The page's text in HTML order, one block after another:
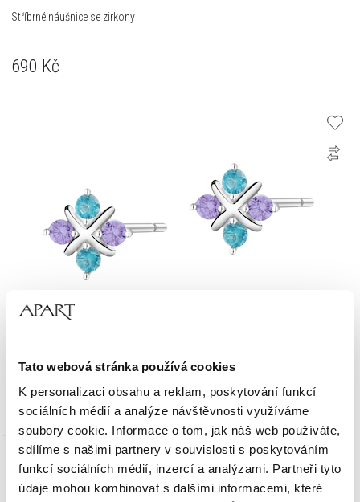
Tato webová stránka používá cookies
K personalizaci obsahu a reklam, poskytování funkcí
sociálních médií a analýze návštěvnosti využíváme
soubory cookie. Informace o tom, jak náš web používáte,
sdílíme s našimi partnery v souvislosti s poskytováním
funkcí sociálních médií, inzercí a analýzami. Partneři tyto
údaje mohou kombinovat s dalšími informacemi, které
Stříbrné náušnice se zirkony
690 Kč
1 190 Kč
Zlato 585